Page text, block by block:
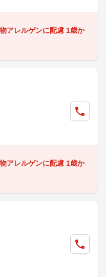
アレルゲンに配慮 1歳か
アレルゲンに配慮 1歳か